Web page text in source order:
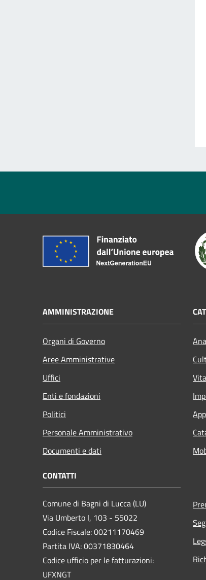
AMMINISTRAZIONE
Organi di Governo
Aree Amministrative
Uffici
Enti e fondazioni
Politici
Personale Amministrativo
Documenti e dati
CONTATTI
Comune di Bagni di Lucca (LU)
Via Umberto I, 103 - 55022
Codice Fiscale: 00211170469
Partita IVA: 00371830464
Codice ufficio per le fatturazioni:
UFXNGT